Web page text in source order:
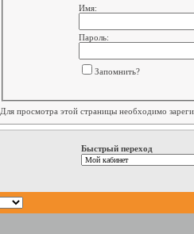
Имя:
Пароль:
Запомнить?
Для просмотра этой страницы необходимо
Быстрый переход